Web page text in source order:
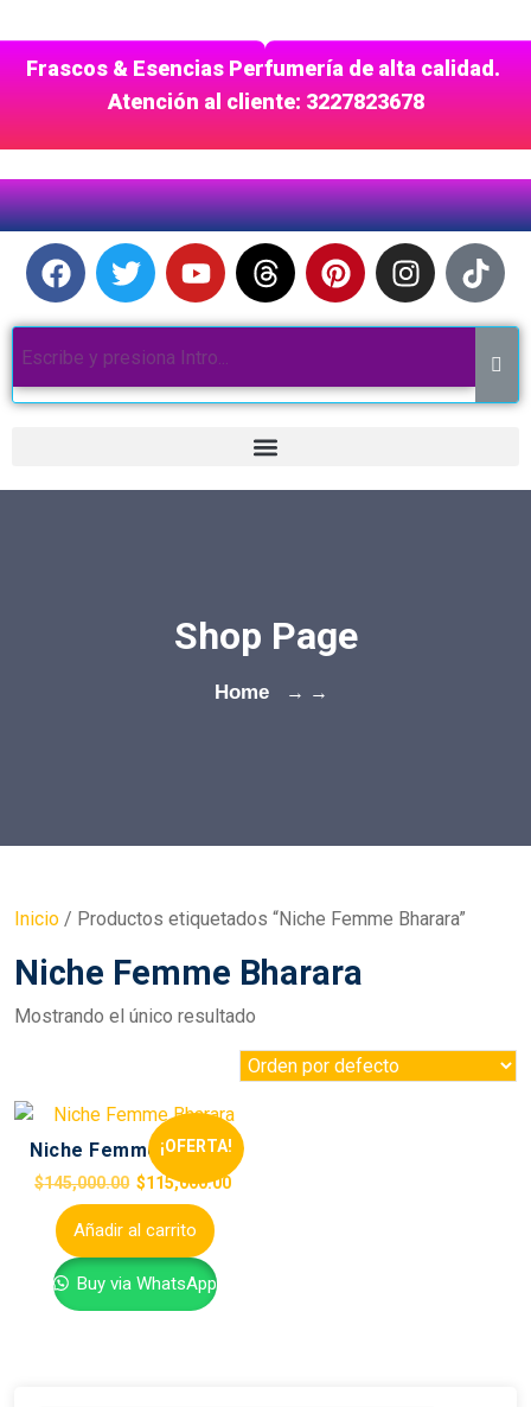
Frascos & Esencias Perfumería de alta calidad.
Atención al cliente: 3227823678
Shop Page
Home → →
Inicio / Productos etiquetados “Niche Femme Bharara”
Niche Femme Bharara
Mostrando el único resultado
¡OFERTA!
Niche Femme Bharara
$145,000.00 $115,000.00
Añadir al carrito
Buy via WhatsApp